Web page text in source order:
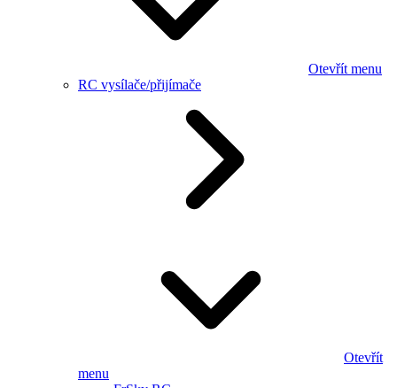
Otevřít menu
RC vysílače/přijímače
Otevřít
menu